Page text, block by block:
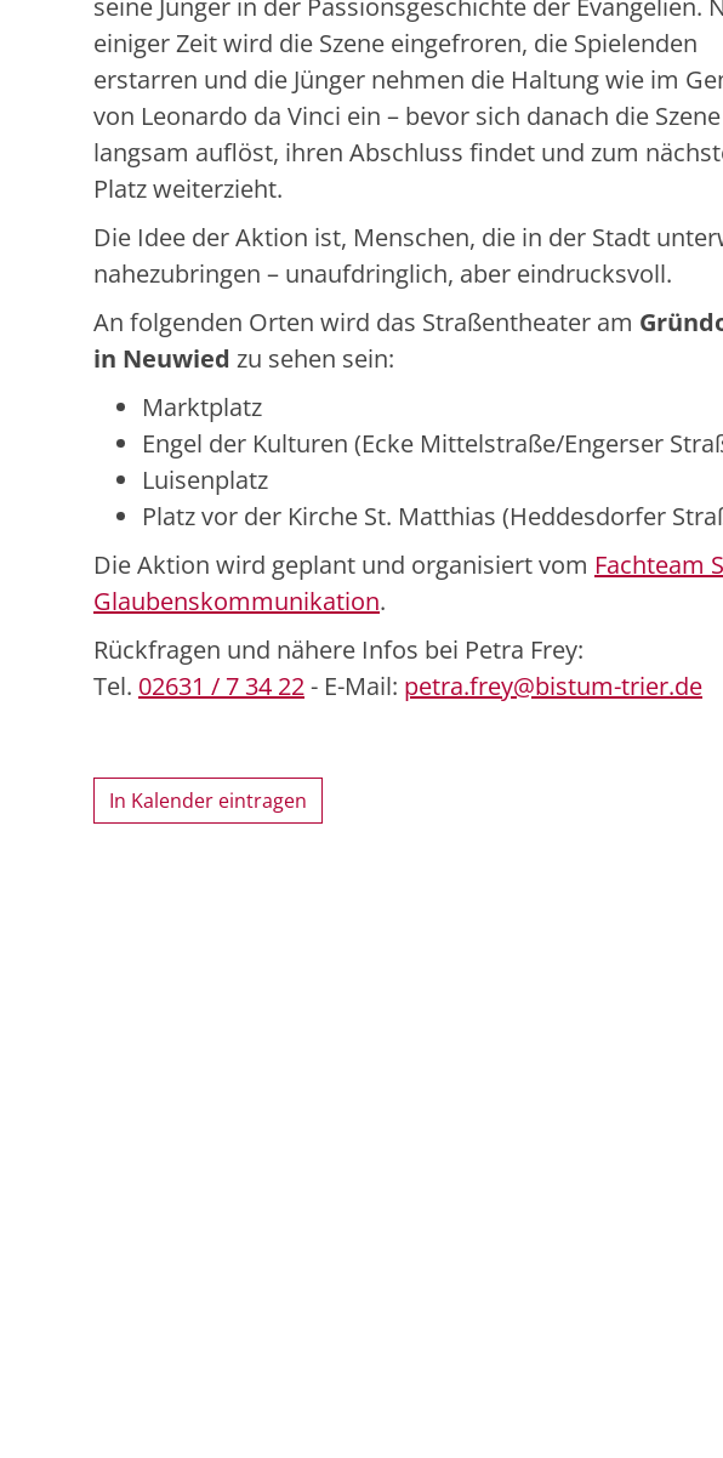
einiger Zeit wird die Szene eingefroren, die Spielenden
erstarren und die Jünger nehmen die Haltung wie im
von Leonardo da Vinci ein – bevor sich danach die Szene
langsam auflöst, ihren Abschluss findet und zum
Platz weiterzieht.
Die Idee der Aktion ist, Menschen, die in der Stadt
nahezubringen – unaufdringlich, aber eindrucksvoll.
An folgenden Orten wird das Straßentheater am
in Neuwied zu sehen sein:
Marktplatz
Engel der Kulturen (Ecke Mittelstraße/Engerser
Luisenplatz
Platz vor der Kirche St. Matthias (Heddesdorfer
Die Aktion wird geplant und organisiert vom Fachteam
Glaubenskommunikation.
Rückfragen und nähere Infos bei Petra Frey:
Tel. 02631 / 7 34 22- E-Mail: petra.frey@bistum-trier.de
In Kalender eintragen